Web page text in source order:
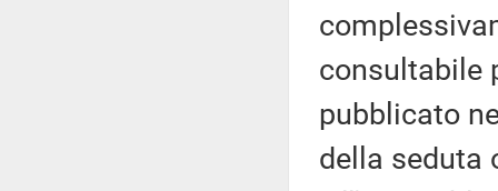
consultabile
pubblicato
della seduta